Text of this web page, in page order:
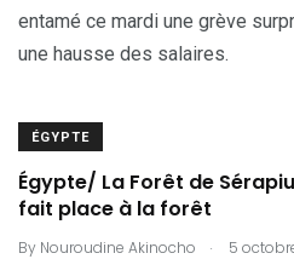
entamé ce mardi une grève
une hausse des salaires.
ÉGYPTE
Égypte/ La Forêt de
fait place à la forêt
By Nouroudine Akinocho . 5